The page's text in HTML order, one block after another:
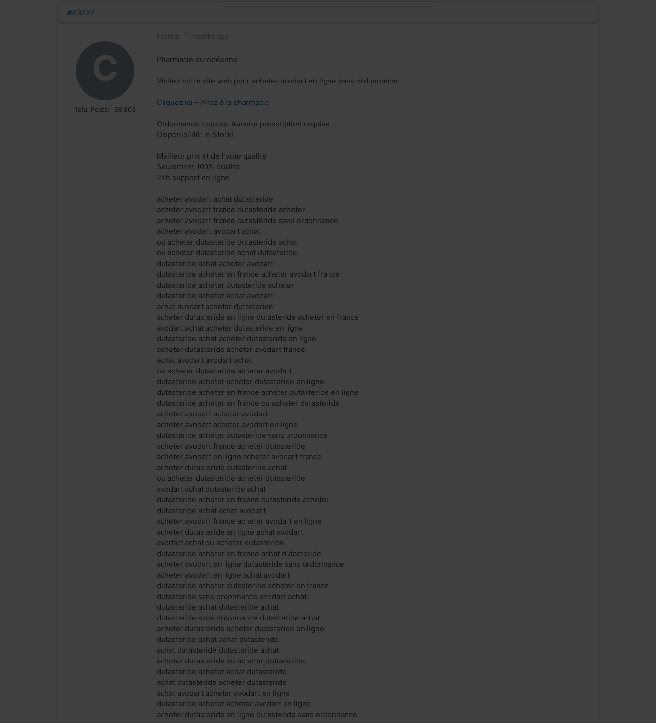
#43727
C
Total Posts: 68,803
Posted: 11 months ago
Pharmacie européenne
Visitez notre site web pour acheter avodart en ligne sans ordonnance
Cliquez ici – Allez à la pharmacie
Ordonnance requise: Aucune prescription requise
Disponibilité: In Stock!
Meilleur prix et de haute qualite
Seulement 100% qualite
24h support en ligne
acheter avodart achat dutasteride
acheter avodart france dutasteride acheter
acheter avodart france dutastéride sans ordonnance
acheter avodart avodart achat
ou acheter dutasteride dutasteride achat
ou acheter dutasteride achat dutasteride
dutasteride achat acheter avodart
dutasteride acheter en france acheter avodart france
dutasteride acheter dutasteride acheter
dutasteride acheter achat avodart
achat avodart acheter dutasteride
acheter dutasteride en ligne dutasteride acheter en france
avodart achat acheter dutasteride en ligne
dutasteride achat acheter dutasteride en ligne
acheter dutasteride acheter avodart france
achat avodart avodart achat
ou acheter dutasteride acheter avodart
dutasteride acheter acheter dutasteride en ligne
dutasteride acheter en france acheter dutasteride en ligne
dutasteride acheter en france ou acheter dutasteride
acheter avodart acheter avodart
acheter avodart acheter avodart en ligne
dutasteride acheter dutasteride sans ordonnance
acheter avodart france acheter dutasteride
acheter avodart en ligne acheter avodart france
acheter dutasteride dutasteride achat
ou acheter dutasteride acheter dutasteride
avodart achat dutasteride achat
dutasteride acheter en france dutasteride acheter
dutasteride achat achat avodart
acheter avodart france acheter avodart en ligne
acheter dutasteride en ligne achat avodart
avodart achat ou acheter dutasteride
dutasteride acheter en france achat dutasteride
acheter avodart en ligne dutasteride sans ordonnance
acheter avodart en ligne achat avodart
dutasteride acheter dutasteride acheter en france
dutasteride sans ordonnance avodart achat
dutasteride achat dutasteride achat
dutasteride sans ordonnance dutasteride achat
acheter dutasteride acheter dutasteride en ligne
dutasteride achat achat dutasteride
achat dutasteride dutasteride achat
acheter dutasteride ou acheter dutasteride
dutasteride acheter achat dutasteride
achat dutasteride acheter dutasteride
achat avodart acheter avodart en ligne
dutasteride acheter acheter avodart en ligne
acheter dutasteride en ligne dutasteride sans ordonnance